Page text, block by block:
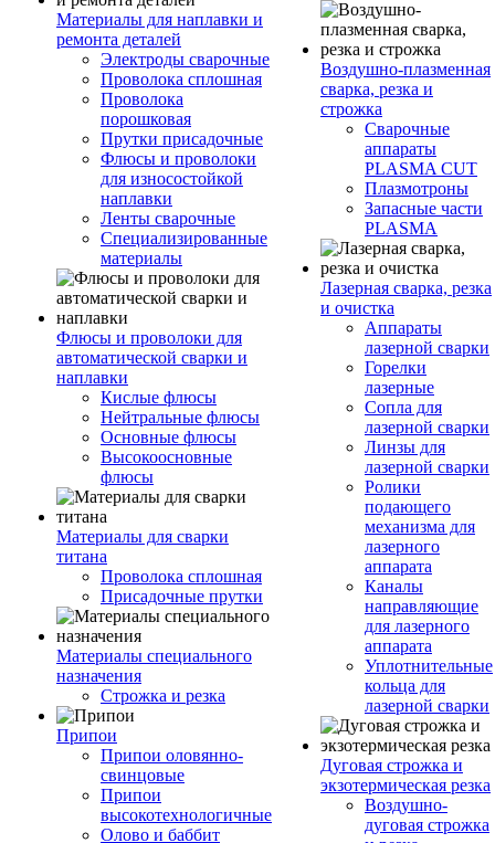
Материалы для наплавки и
ремонта деталей
Электроды сварочные
Проволока сплошная
Проволока
порошковая
Прутки присадочные
Флюсы и проволоки
для износостойкой
наплавки
Ленты сварочные
Специализированные
материалы
Флюсы и проволоки для
автоматической сварки и
наплавки
Кислые флюсы
Нейтральные флюсы
Основные флюсы
Высокоосновные
флюсы
Материалы для сварки
титана
Проволока сплошная
Присадочные прутки
Материалы специального
назначения
Строжка и резка
Припои
Припои оловянно-
свинцовые
Припои
высокотехнологичные
Олово и баббит
Воздушно-плазменная
сварка, резка и
строжка
Сварочные
аппараты
PLASMA CUT
Плазмотроны
Запасные части
PLASMA
Лазерная сварка, резка
и очистка
Аппараты
лазерной сварки
Горелки
лазерные
Сопла для
лазерной сварки
Линзы для
лазерной сварки
Ролики
подающего
механизма для
лазерного
аппарата
Каналы
направляющие
для лазерного
аппарата
Уплотнительные
кольца для
лазерной сварки
Дуговая строжка и
экзотермическая резка
Воздушно-
дуговая строжка